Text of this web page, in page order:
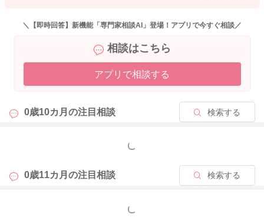
れる行動ができなくて普通です。
今、自分が期待されている行動を理解して、自分の欲求を抑え
て、そのするべき行動をする、、、と言うのができる様になり
始めるのは、まだ先ですね。気長に行きましょう！
＼【即時回答】新機能「専門家相談AI」登場！アプリで今すぐ相談／
相談はこちら
アプリで相談する
0歳10カ月の注目相談 検索する
もっと見る
0歳11カ月の注目相談 検索する
もっと見る